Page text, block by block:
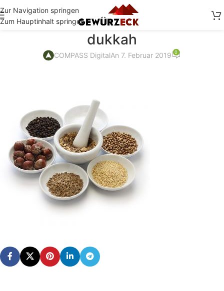
Zur Navigation springen
Zum Hauptinhalt springen
dukkah
COMPASS DigitalAn 7. Februar 2019 0